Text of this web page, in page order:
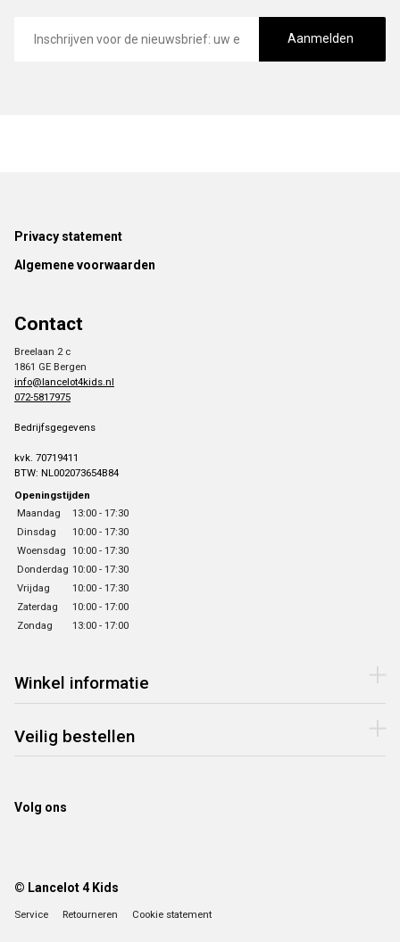
mailadres
Aanmelden
Footer
Privacy statement
Algemene voorwaarden
Contact
Breelaan 2 c
1861 GE Bergen
info@lancelot4kids.nl
072-5817975
Bedrijfsgegevens
kvk. 70719411
BTW: NL002073654B84
Openingstijden
Maandag
13:00 - 17:30
Dinsdag
10:00 - 17:30
Woensdag 10:00 - 17:30
Donderdag 10:00 - 17:30
Vrijdag
10:00 - 17:30
Zaterdag
10:00 - 17:00
Zondag
13:00 - 17:00
Winkel informatie
Veilig bestellen
Volg ons
© Lancelot 4 Kids
Service Retourneren Cookie statement